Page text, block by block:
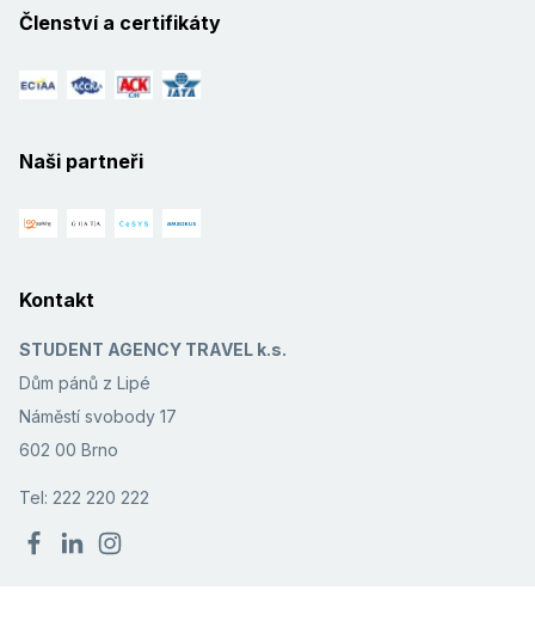
Členství a certifikáty
Naši partneři
Kontakt
STUDENT AGENCY TRAVEL k.s.
Dům pánů z Lipé
Náměstí svobody 17
602 00 Brno
Tel: 222 220 222